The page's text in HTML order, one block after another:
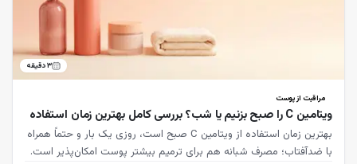
۳دقیقه
مراقبت از پوست
ویتامین C را صبح بزنیم یا شب؟ بررسی کامل بهترین زمان استفاده
بهترین زمان استفاده از ویتامین C صبح است، روزی یک بار و حتماً همراه
با ضدآفتاب؛ مصرف شبانه هم برای ترمیم بیشتر پوست امکان‌پذیر است.